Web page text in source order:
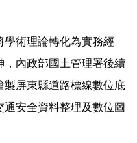
學術理論轉化為實務經
，內政部國土管理署後續
製屏東縣道路標線數位底
安全資料整理及數位圖